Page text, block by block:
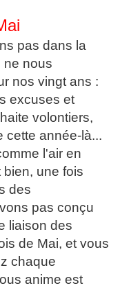
pas dans la
ne nous
nos vingt ans :
excuses et
volontiers,
cette année-là...
l'air en
bien, une fois
des
pas conçu
liaison des
de Mai, et vous
chaque
anime est